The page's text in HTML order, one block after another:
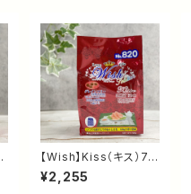
【Wish】Kiss（キス）72
0g｜乳酸菌KT-11配
合・グレインフリードッ
¥2,255